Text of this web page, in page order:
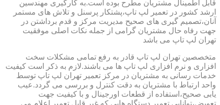
قابل اطمینال مشتریان مطرح بوده است.به کارگیری مهندسین
ارشد کشور در تعمیر لپ تاپ،پشتکار پرسنل و تلاش های مستمر
آنان،تصمیم گیری های صحیح مدیریت مرکز و قدم برداشتن در
جهت رفاه حال مشتریان گرامی از جمله نکات اصلی موفقیت
تهران لپ تاپ می باشد
متخصصین تهران لپ تاپ قادر به رفع تمامی مشکلات سخت
افزاری و نرم افزاری لپ تاپ ها می باشند.لازم به ذکر است کیفیت
خدمات رسانی به مشتریان در مرکز تعمیر تهران لپ تاپ توسط
واحد ارتباط با مشتریان به دقت کنترل و بررسی می گردد.عیب
یابی صحیح،استفاده از قطعات اورجینال و با کیفیت جهت